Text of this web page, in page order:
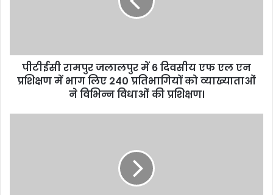
d
s
पीटीईसी रामपुर जलालपुर में 6 दिवसीय एफ एल एन
प्रशिक्षण में भाग लिए 240 प्रतिभागियों को व्याख्याताओं
ने विभिन्न विधाओं की प्रशिक्षण।